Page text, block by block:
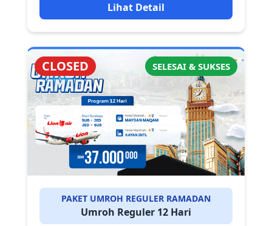
Lihat Detail
CLOSED SELESAI & SUKSES
PAKET UMROH REGULER RAMADAN
Umroh Reguler 12 Hari